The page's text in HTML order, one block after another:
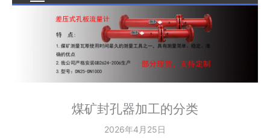
煤矿封孔器加工的分类
2026年4月25日